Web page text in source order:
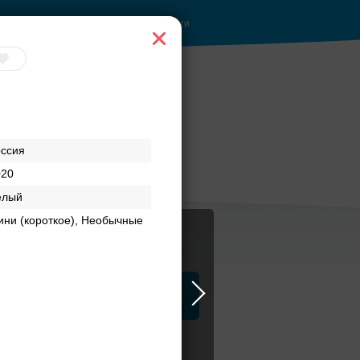
(короткое), Необычные
Войти
Журнал